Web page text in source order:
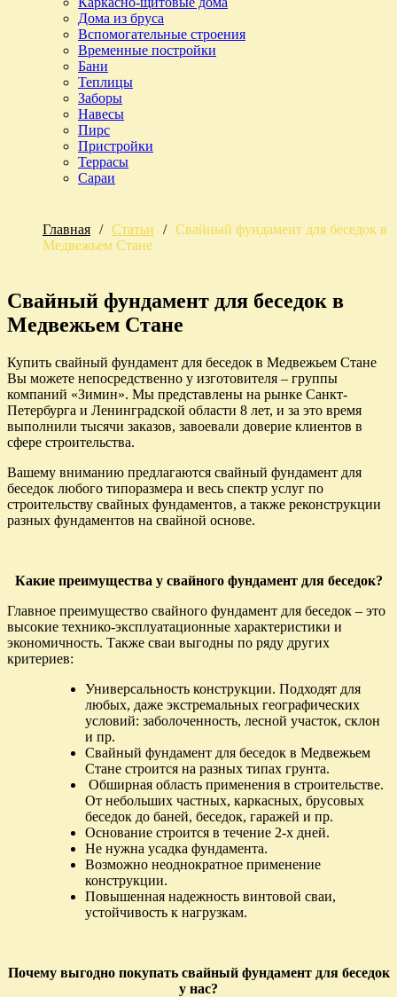
Дома из бруса
Вспомогательные строения
Временные постройки
Бани
Теплицы
Заборы
Навесы
Пирс
Пристройки
Террасы
Сараи
Главная / Статьи / Свайный фундамент для беседок в
Медвежьем Стане
Свайный фундамент для беседок в
Медвежьем Стане
Купить свайный фундамент для беседок в Медвежьем Стане
Вы можете непосредственно у изготовителя – группы
компаний «Зимин». Мы представлены на рынке Санкт-
Петербурга и Ленинградской области 8 лет, и за это время
выполнили тысячи заказов, завоевали доверие клиентов в
сфере строительства.
Вашему вниманию предлагаются свайный фундамент для
беседок любого типоразмера и весь спектр услуг по
строительству свайных фундаментов, а также реконструкции
разных фундаментов на свайной основе.
Какие преимущества у свайного фундамент для беседок?
Главное преимущество свайного фундамент для беседок – это
высокие технико-эксплуатационные характеристики и
экономичность. Также сваи выгодны по ряду других
критериев:
Универсальность конструкции. Подходят для
любых, даже экстремальных географических
условий: заболоченность, лесной участок, склон
и пр.
Свайный фундамент для беседок в Медвежьем
Стане строится на разных типах грунта.
Обширная область применения в строительстве.
От небольших частных, каркасных, брусовых
беседок до баней, беседок, гаражей и пр.
Основание строится в течение 2-х дней.
Не нужна усадка фундамента.
Возможно неоднократное применение
конструкции.
Повышенная надежность винтовой сваи,
устойчивость к нагрузкам.
Почему выгодно покупать cвайный фундамент для беседок
у нас?